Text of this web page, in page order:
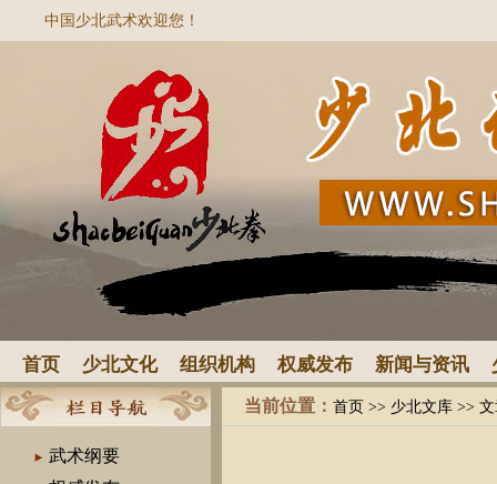
中国少北武术欢迎您！
首页 少北文化 组织机构 权威发布 新闻与资讯
武术纲要
当前位置： 首页 >> 少北文库 >>